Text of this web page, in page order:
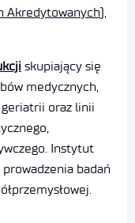
Akredytowanych),
skupiający się
medycznych,
geriatrii oraz linii
Instytut
badań